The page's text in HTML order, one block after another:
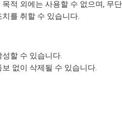
적 외에는 사용할 수 없으며, 무
를 취할 수 있습니다.
할 수 있습니다.
없이 삭제될 수 있습니다.